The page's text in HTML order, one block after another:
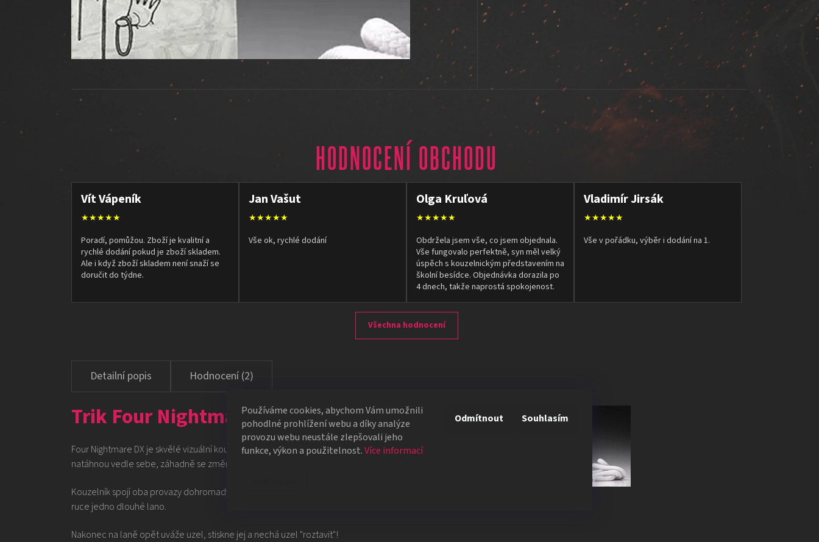
Používáme cookies, abychom Vám umožnili
pohodlné prohlížení webu a díky analýze
provozu webu neustále zlepšovali jeho
funkce, výkon a použitelnost.Více informací
Odmítnout Souhlasím
HODNOCENÍ OBCHODU
Vít Vápeník
★★★★★
Poradí, pomůžou. Zboží je kvalitní a
rychlé dodání pokud je zboží skladem.
Ale i když zboží skladem není snaží se
doručit do týdne.
Jan Vašut
★★★★★
Vše ok, rychlé dodání
Olga Kruľová
★★★★★
Obdržela jsem vše, co jsem objednala.
Vše fungovalo perfektně, syn měl velký
úspěch s kouzelnickým představením na
školní besídce. Objednávka dorazila po
4 dnech, takže naprostá spokojenost.
Vladimír Jirsák
★★★★★
Vše v pořádku, výběr i dodání na 1.
Všechna hodnocení
Hodnocení (2)
Trik Four Nightmare DX
Four Nightmare DX je skvělé vizuální kouzlo s provazem! Divákům je ukázán dlouhý a krátký provaz. Když se
natáhnou vedle sebe, záhadně se změní na stejné dlouhé provazy.
Kouzelník spojí oba provazy dohromady. Poté uzel zázračně sklouzne z provazu a kouzelníkovi zůstane v
ruce jedno dlouhé lano.
Nakonec na laně opět uváže uzel, stiskne jej a nechá uzel "roztavit"!